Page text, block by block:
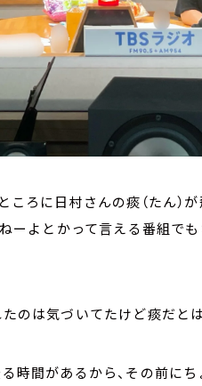
ころに日村さんの痰（たん）
ねーよとかって言える番組で
のは気づいてたけど痰だと
時間があるから、その前に